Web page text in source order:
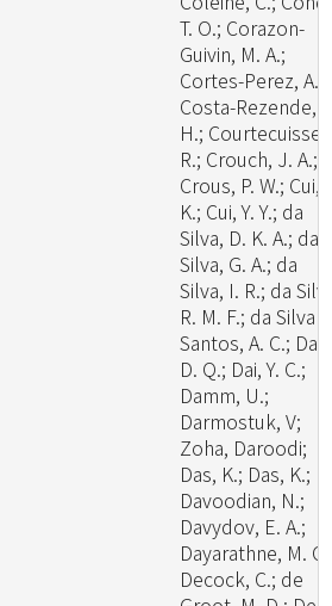
T. O.; Corazon-
Guivin, M. A.;
Cortes-Perez, A.;
Costa-Rezende,
H.; Courtecuisse,
R.; Crouch, J. A.;
Crous, P. W.; Cui,
K.; Cui, Y. Y.; da
Silva, D. K. A.; da
Silva, G. A.; da
Silva, I. R.; da
R. M. F.; da Silva
Santos, A. C.; Dai,
D. Q.; Dai, Y. C.;
Damm, U.;
Darmostuk, V;
Zoha, Daroodi;
Das, K.; Das, K.;
Davoodian, N.;
Davydov, E. A.;
Dayarathne, M.
Decock, C.; de